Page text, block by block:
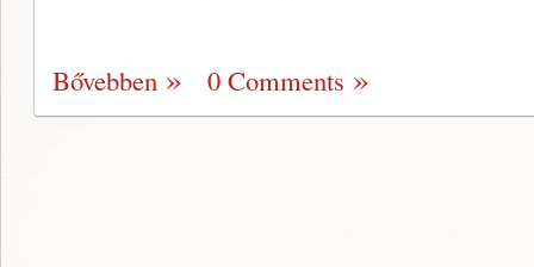
Bővebben 0 Comments